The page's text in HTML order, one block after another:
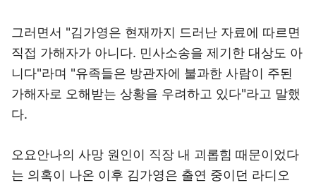
그러면서 "김가영은 현재까지 드러난 자료에 따르면
직접 가해자가 아니다. 민사소송을 제기한 대상도 아
니다"라며 "유족들은 방관자에 불과한 사람이 주된
가해자로 오해받는 상황을 우려하고 있다"라고 말했
다.
오요안나의 사망 원인이 직장 내 괴롭힘 때문이었다
는 의혹이 나온 이후 김가영은 출연 중이던 라디오